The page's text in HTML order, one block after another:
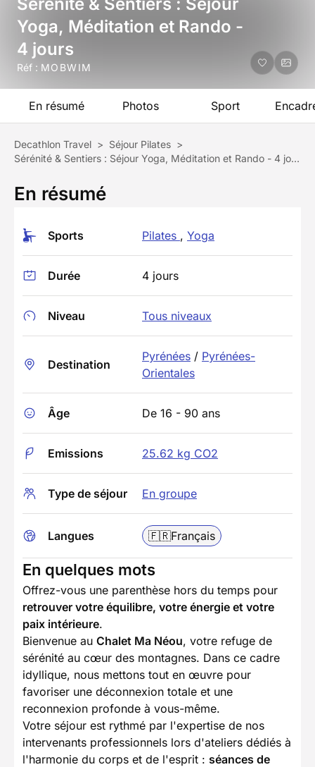
Yoga, Méditation et Rando -
4 jours
Réf : MOBWIM
En résumé Photos Sport
Decathlon Travel > Séjour Pilates >
Sérénité & Sentiers : Séjour Yoga, Méditation et Rando - 4 jours
En résumé
Sports Pilates , Yoga
Durée 4 jours
Niveau Tous niveaux
Destination
Pyrénées / Pyrénées-
Orientales
Âge De 16 - 90 ans
Emissions 25.62 kg CO2
Type de séjour En groupe
Langues 🇫🇷Français
En quelques mots
Offrez-vous une parenthèse hors du temps pour
retrouver votre équilibre, votre énergie et votre
paix intérieure.
Bienvenue au Chalet Ma Néou, votre refuge de
sérénité au cœur des montagnes. Dans ce cadre
idyllique, nous mettons tout en œuvre pour
favoriser une déconnexion totale et une
reconnexion profonde à vous-même.
Votre séjour est rythmé par l'expertise de nos
intervenants professionnels lors d'ateliers dédiés à
l'harmonie du corps et de l'esprit : séances de